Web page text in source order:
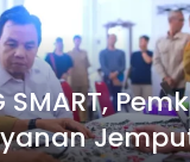
SMART,